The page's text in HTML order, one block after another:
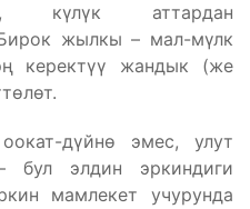
күлүк аттардан
жылкы – мал-мүлк
керектүү жандык (же
дүйнө эмес, улут
элдин эркиндиги
мамлекет учурунда